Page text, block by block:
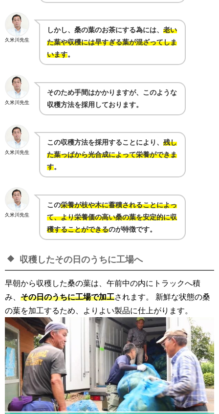
久米川先生
しかし、桑の葉のお茶にする為には、老い
た葉や収穫には早すぎる葉が混ざってしま
います。
久米川先生
そのため手間はかかりますが、このような
収穫方法を採用しております。
久米川先生
この収穫方法を採用することにより、残し
た葉っぱから光合成によって栄養ができま
す。
久米川先生
この栄養が枝や木に蓄積されることによっ
て、より栄養価の高い桑の葉を安定的に収
穫することができるのが特徴です。
収穫したその日のうちに工場へ
早朝から収穫した桑の葉は、午前中の内にトラックへ積
み、 その日のうちに工場で加工されます。 新鮮な状態の桑
の葉を加工するため、よりよい製品に仕上がります。